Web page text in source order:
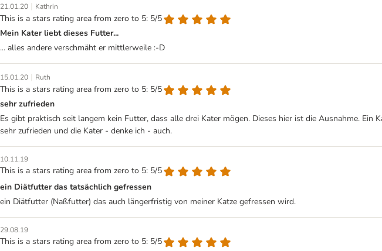
21.01.20 | Kathrin
This is a stars rating area from zero to 5: 5/5
Mein Kater liebt dieses Futter...
... alles andere verschmäht er mittlerweile :-D
15.01.20 | Ruth
This is a stars rating area from zero to 5: 5/5
sehr zufrieden
Es gibt praktisch seit langem kein Futter, dass alle drei Kater mögen. Dieses hier ist die Ausnahme.
sehr zufrieden und die Kater - denke ich - auch.
10.11.19
This is a stars rating area from zero to 5: 5/5
ein Diätfutter das tatsächlich gefressen
ein Diätfutter (Naßfutter) das auch längerfristig von meiner Katze gefressen wird.
29.08.19
This is a stars rating area from zero to 5: 5/5